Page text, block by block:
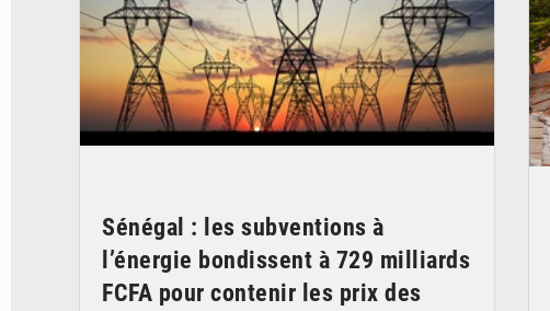
Sénégal : les subventions à
l’énergie bondissent à 729 milliards
FCFA pour contenir les prix des